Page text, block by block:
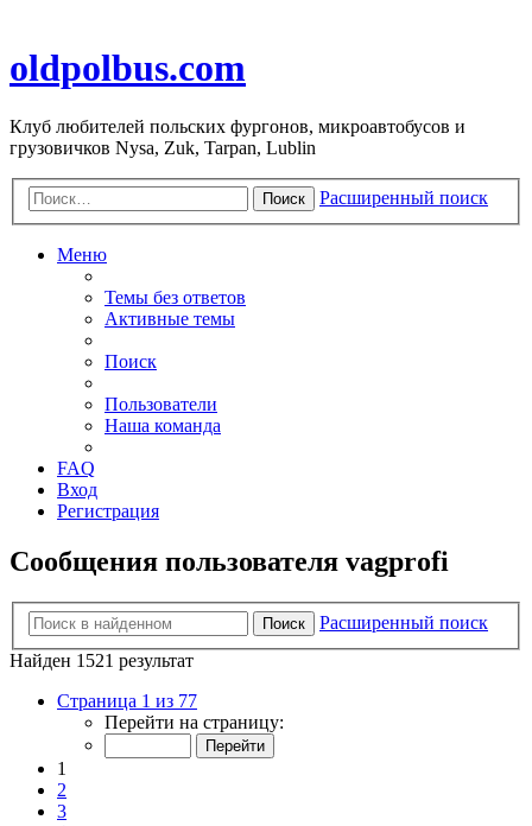
oldpolbus.com
Клуб любителей польских фургонов, микроавтобусов и
грузовичков Nysa, Zuk, Tarpan, Lublin
Поиск Расширенный поиск
Меню
Темы без ответов
Активные темы
Поиск
Пользователи
Наша команда
FAQ
Вход
Регистрация
Сообщения пользователя vagprofi
Поиск
Расширенный поиск
Найден 1521 результат
Страница 1 из 77
Перейти на страницу:
1
2
3